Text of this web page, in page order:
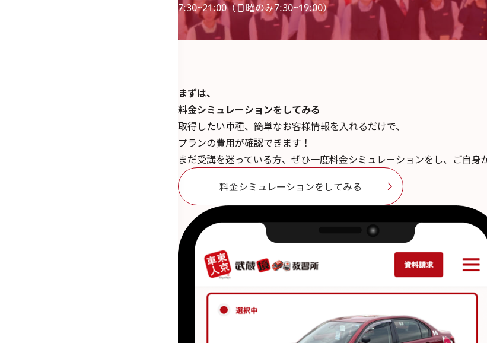
7:30~21:00（日曜のみ7:30~19:00)
まずは、
料金シミュレーションをしてみる
取得したい車種、簡単なお客様情報を入れるだけで、
プランの費用が確認できます！
まだ受講を迷っている方、ぜひ一度料金シミュレーションをし、ご自身
料金シミュレーションをしてみる